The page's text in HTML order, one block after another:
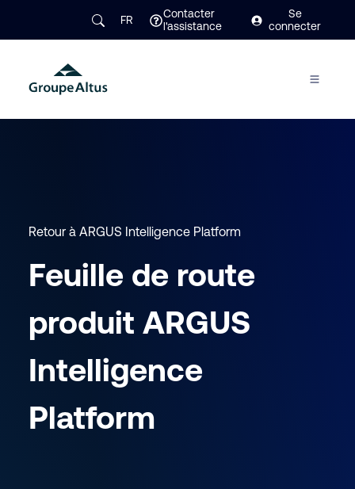
FR
Contacter
l'assistance
Se
connecter
Retour à ARGUS Intelligence Platform
Feuille de route
produit ARGUS
Intelligence
Platform